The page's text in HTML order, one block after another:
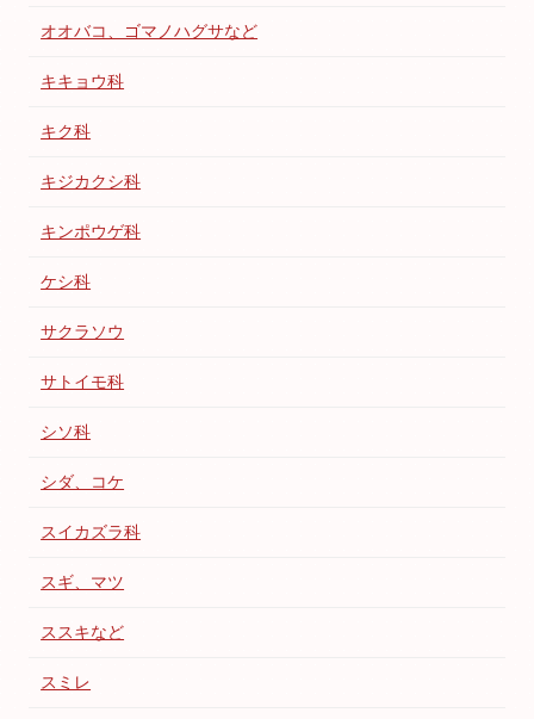
オオバコ、ゴマノハグサなど
キキョウ科
キク科
キジカクシ科
キンポウゲ科
ケシ科
サクラソウ
サトイモ科
シソ科
シダ、コケ
スイカズラ科
スギ、マツ
ススキなど
スミレ